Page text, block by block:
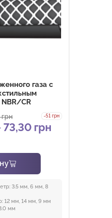
газа с
CR
73,30 грн
грн -51 грн
3.5 мм, 6 мм, 8
12 мм, 14 мм, 9 мм
мм
мм, 70 мм, 80 мм